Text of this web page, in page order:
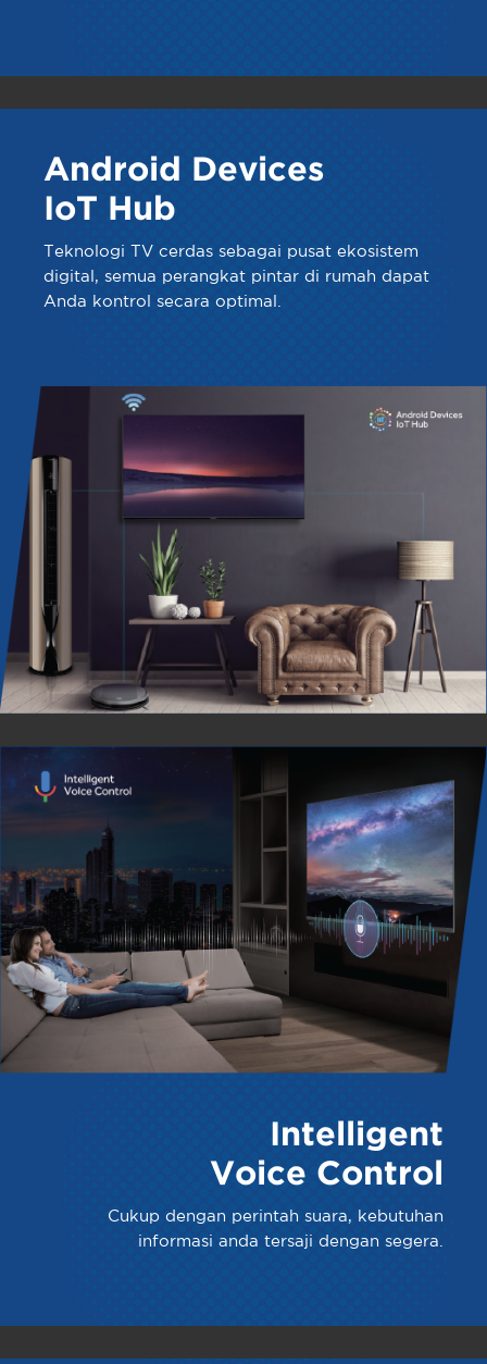
Android Devices
IoT Hub
Teknologi TV cerdas sebagai pusat ekosistem
digital, semua perangkat pintar di rumah dapat
Anda kontrol secara optimal.
Intelligent
Voice Control
Cukup dengan perintah suara, kebutuhan
informasi anda tersaji dengan segera.